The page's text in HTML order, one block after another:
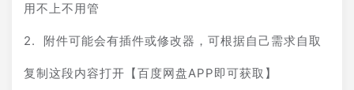
用不上不用管
2. 附件可能会有插件或修改器，可根据自己需求自取
复制这段内容打开【百度网盘APP即可获取】